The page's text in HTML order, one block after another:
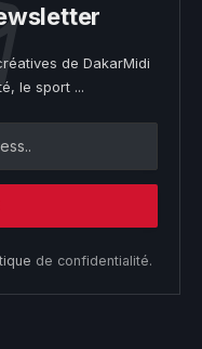
de DakarMidi
le sport ...
de confidentialité.